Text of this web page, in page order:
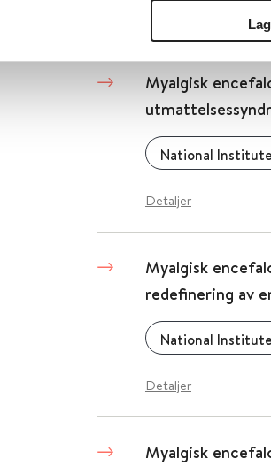
Myalgisk
National
Detaljer
Myalgisk
redefinering av
National
Detaljer
Myalgisk